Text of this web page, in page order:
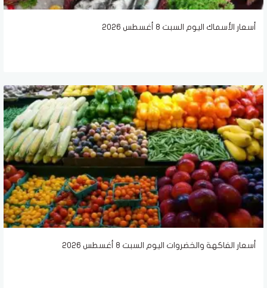
أسعار الأسماك اليوم السبت 8 أغسطس 2026
أسعار الفاكهة والخضروات اليوم السبت 8 أغسطس 2026